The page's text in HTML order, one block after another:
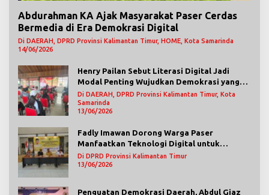
Abdurahman KA Ajak Masyarakat Paser Cerdas
Bermedia di Era Demokrasi Digital
Di DAERAH, DPRD Provinsi Kalimantan Timur, HOME, Kota Samarinda
14/06/2026
Henry Pailan Sebut Literasi Digital Jadi
Modal Penting Wujudkan Demokrasi yang
Lebih Terbuka
Di DAERAH, DPRD Provinsi Kalimantan Timur, Kota
Samarinda
13/06/2026
Fadly Imawan Dorong Warga Paser
Manfaatkan Teknologi Digital untuk
Mengawasi Jalannya Pemerintahan
Di DPRD Provinsi Kalimantan Timur
13/06/2026
Penguatan Demokrasi Daerah, Abdul Giaz